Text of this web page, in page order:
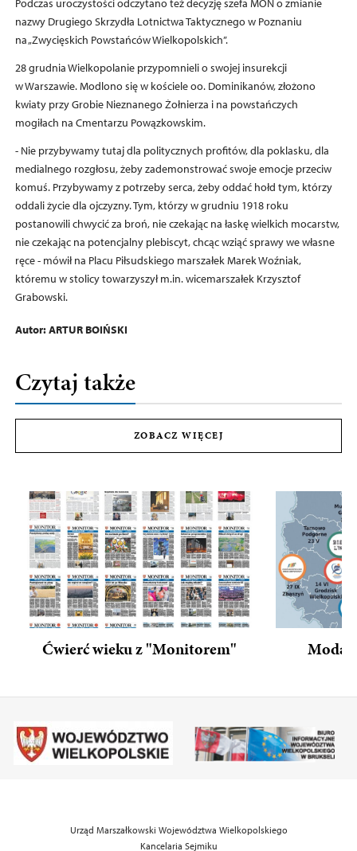
Podczas uroczystości odczytano też decyzję szefa MON o zmianie
nazwy Drugiego Skrzydła Lotnictwa Taktycznego w Poznaniu
na „Zwycięskich Powstańców Wielkopolskich”.
28 grudnia Wielkopolanie przypomnieli o swojej insurekcji
w Warszawie. Modlono się w kościele oo. Dominikanów, złożono
kwiaty przy Grobie Nieznanego Żołnierza i na powstańczych
mogiłach na Cmentarzu Powązkowskim.
- Nie przybywamy tutaj dla politycznych profitów, dla poklasku, dla
medialnego rozgłosu, żeby zademonstrować swoje emocje przeciw
komuś. Przybywamy z potrzeby serca, żeby oddać hołd tym, którzy
oddali życie dla ojczyzny. Tym, którzy w grudniu 1918 roku
postanowili chwycić za broń, nie czekając na łaskę wielkich mocarstw,
nie czekając na potencjalny plebiscyt, chcąc wziąć sprawy we własne
ręce - mówił na Placu Piłsudskiego marszałek Marek Woźniak,
któremu w stolicy towarzyszył m.in. wicemarszałek Krzysztof
Grabowski.
Autor: ARTUR BOIŃSKI
Czytaj także
ZOBACZ WIĘCEJ
Ćwierć wieku z "Monitorem" Moda
Urząd Marszałkowski Województwa Wielkopolskiego
Kancelaria Sejmiku